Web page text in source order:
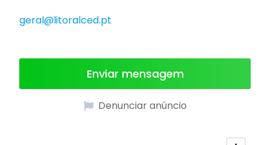
geral@litoralced.pt
Enviar mensagem
Denunciar anúncio